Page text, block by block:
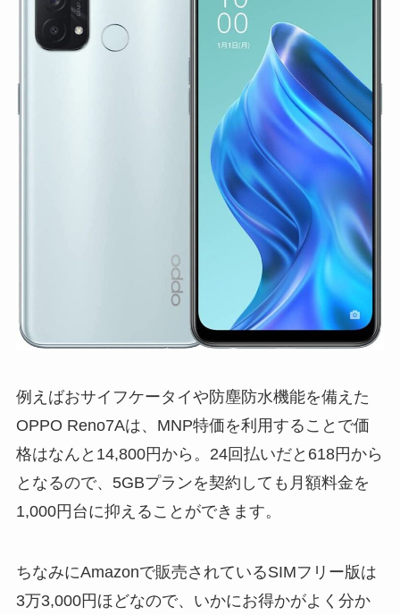
例えばおサイフケータイや防塵防水機能を備えた
OPPO Reno7Aは、MNP特価を利用することで価
格はなんと 14,800円から。24回払いだと618円から
となるので、5GBプランを契約しても月額料金を
1,000円台に抑えることができます。
ちなみにAmazonで販売されているSIMフリー版は
3万3,000円ほどなので、いかにお得かがよく分か